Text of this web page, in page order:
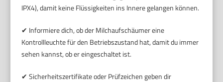
IPX4), damit keine Flüssigkeiten ins Innere gelangen können.
✔ Informiere dich, ob der Milchaufschäumer eine
Kontrollleuchte für den Betriebszustand hat, damit du immer
sehen kannst, ob er eingeschaltet ist.
✔ Sicherheitszertifikate oder Prüfzeichen geben dir